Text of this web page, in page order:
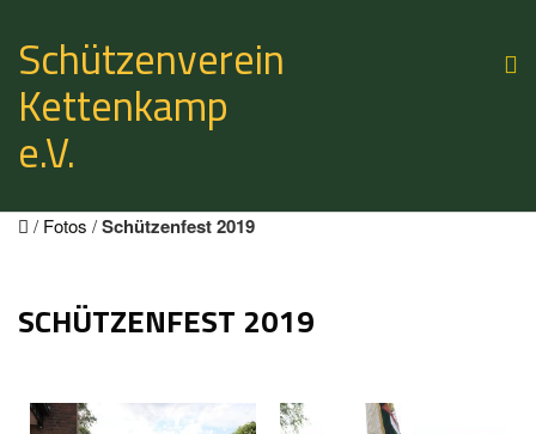
Schützenverein
Kettenkamp
e.V.
/ Fotos /Schützenfest 2019
SCHÜTZENFEST 2019